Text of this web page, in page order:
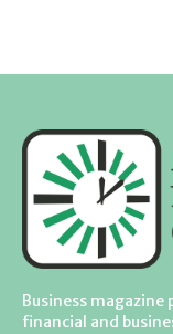
Business
financial and